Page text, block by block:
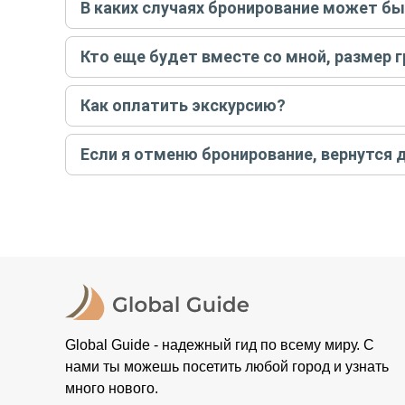
бронируйте экскурсию.Задать вопрос.
В каких случаях бронирование может
Только в случае неблагоприятных погодных
вас об отмене, а мы вернем предоплату на карту. Во
Кто еще будет вместе со мной, размер
Если экскурсия индивидуальная, гид проведет
условий конкретной экскурсии.
Как оплатить экскурсию?
Создайте заказ на удобную дату и время, и
контакты организатора и точное место встречи.
Если я отменю бронирование, вернутся
Global Guide - надежный гид по всему миру. С
нами ты можешь посетить любой город и узнать
много нового.